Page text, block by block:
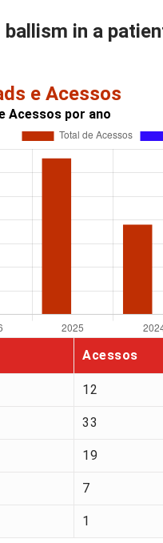
ballism in a
e Acessos
Acessos por ano
Acessos
12
33
19
7
1